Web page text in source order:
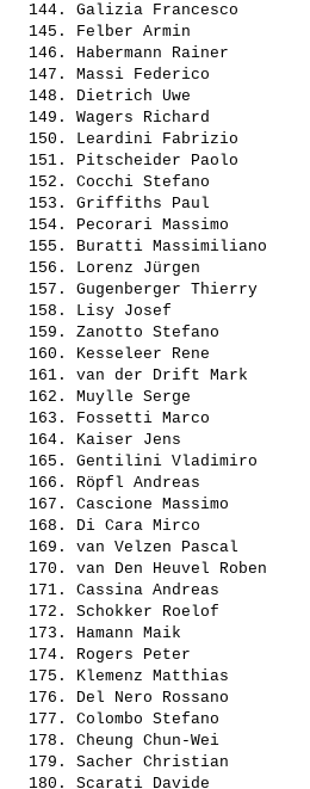
  144.
Galizia Francesco
  145.
Felber Armin
  146.
Habermann Rainer
  147.
Massi Federico
  148.
Dietrich Uwe
  149.
Wagers Richard
  150.
Leardini Fabrizio
  151.
Pitscheider Paolo
  152.
Cocchi Stefano
  153.
Griffiths Paul
  154.
Pecorari Massimo
  155.
Buratti Massimiliano
  156.
Lorenz Jürgen
  157.
Gugenberger Thierry
  158.
Lisy Josef
  159.
Zanotto Stefano
  160.
Kesseleer Rene
  161.
van der Drift Mark
  162.
Muylle Serge
  163.
Fossetti Marco
  164.
Kaiser Jens
  165.
Gentilini Vladimiro
  166.
Röpfl Andreas
  167.
Cascione Massimo
  168.
Di Cara Mirco
  169.
van Velzen Pascal
  170.
van Den Heuvel Roben
  171.
Cassina Andreas
  172.
Schokker Roelof
  173.
Hamann Maik
  174.
Rogers Peter
  175.
Klemenz Matthias
  176.
Del Nero Rossano
  177.
Colombo Stefano
  178.
Cheung Chun-Wei
  179.
Sacher Christian
  180.
Scarati Davide